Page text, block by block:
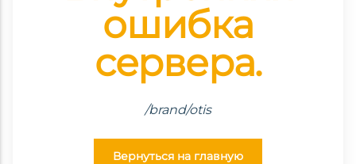
ошибка
сервера.
/brand/otis
Вернуться на главную